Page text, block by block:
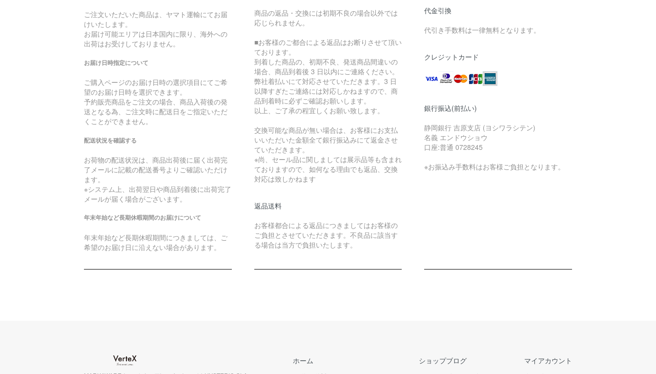
ご注文いただいた商品は、ヤマト運輸にてお届
けいたします。
お届け可能エリアは日本国内に限り、海外への
出荷はお受けしておりません。
お届け日時指定について
ご購入ページのお届け日時の選択項目にてご希
望のお届け日時を選択できます。
予約販売商品をご注文の場合、商品入荷後の発
送となる為、ご注文時に配送日をご指定いただ
くことができません。
配送状況を確認する
お荷物の配送状況は、商品出荷後に届く出荷完
了メールに記載の配送番号よりご確認いただけ
ます。
※システム上、出荷翌日や商品到着後に出荷完了
メールが届く場合がございます。
年末年始など長期休暇期間のお届けについて
年末年始など長期休暇期間につきましては、ご
希望のお届け日に沿えない場合があります。
商品の返品・交換には初期不良の場合以外では
応じられません。
■お客様のご都合による返品はお断りさせて頂い
ております。
到着した商品の、初期不良、発送商品間違いの
場合、商品到着後 3 日以内にご連絡ください。
弊社着払いにて対応させていただきます。3 日
以降すぎたご連絡には対応しかねますので、商
品到着時に必ずご確認お願いします。
以上、ご了承の程宜しくお願い致します。
交換可能な商品が無い場合は、お客様にお支払
いいただいた金額全て銀行振込みにて返金させ
ていただきます。
※尚、セール品に関しましては展示品等も含まれ
ておりますので、如何なる理由でも返品、交換
対応は致しかねます
返品送料
お客様都合による返品につきましてはお客様の
ご負担とさせていただきます。不良品に該当す
る場合は当方で負担いたします。
代金引換
代引き手数料は一律無料となります。
クレジットカード
銀行振込(前払い)
静岡銀行 吉原支店 (ヨシワラシテン)
名義 エンドウショウ
口座:普通 0728245
※お振込み手数料はお客様ご負担となります。
ホーム
ショップブログ
マイアカウント